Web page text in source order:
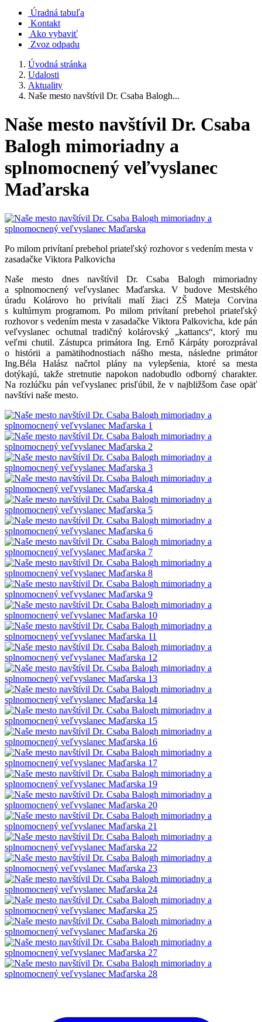
Úradná tabuľa
Kontakt
Ako vybaviť
Zvoz odpadu
Úvodná stránka
Udalosti
Aktuality
Naše mesto navštívil Dr. Csaba Balogh...
Naše mesto navštívil Dr. Csaba
Balogh mimoriadny a
splnomocnený veľvyslanec
Maďarska
Po milom privítaní prebehol priateľský rozhovor s vedením mesta v
zasadačke Viktora Palkovicha
Naše mesto dnes navštívil Dr. Csaba Balogh mimoriadny
a splnomocnený veľvyslanec Maďarska. V budove Mestského
úradu Kolárovo ho privítali malí žiaci ZŠ Mateja Corvina
s kultúrnym programom. Po milom privítaní prebehol priateľský
rozhovor s vedením mesta v zasadačke Viktora Palkovicha, kde pán
veľvyslanec ochutnal tradičný kolárovský „kattancs“, ktorý mu
veľmi chutil. Zástupca primátora Ing. Ernő Kárpáty porozprával
o histórii a pamätihodnostiach nášho mesta, následne primátor
Ing.Béla Halász načrtol plány na vylepšenia, ktoré sa mesta
dotýkajú, takže stretnutie napokon nadobudlo odborný charakter.
Na rozlúčku pán veľvyslanec prisľúbil, že v najbližšom čase opäť
navštívi naše mesto.